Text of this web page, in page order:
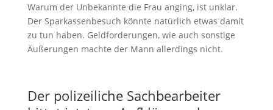
Warum der Unbekannte die Frau anging, ist unklar.
Der Sparkassenbesuch könnte natürlich etwas damit
zu tun haben. Geldforderungen, wie auch sonstige
Äußerungen machte der Mann allerdings nicht.
Der polizeiliche Sachbearbeiter